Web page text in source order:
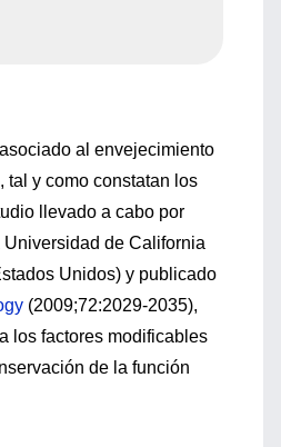
al envejecimiento
tal y como constatan los
llevado a cabo por
de California
Unidos) y publicado
(2009;72:2029-2035),
los factores modificables
de la función